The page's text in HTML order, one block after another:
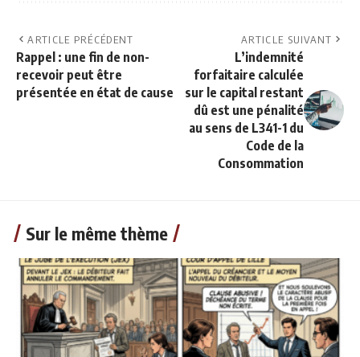
ARTICLE PRÉCÉDENT
Rappel : une fin de non-
recevoir peut être
présentée en état de cause
ARTICLE SUIVANT
L’indemnité
forfaitaire calculée
sur le capital restant
dû est une pénalité
au sens de L341-1 du
Code de la
Consommation
Sur le même thème